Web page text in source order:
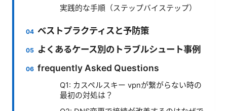
実践的な手順（ステップバイステップ）
ベストプラクティスと予防策
よくあるケース別のトラブルシュート事例
frequently Asked Questions
Q1: カスペルスキー vpnが繋がらない時の
最初の対処は？